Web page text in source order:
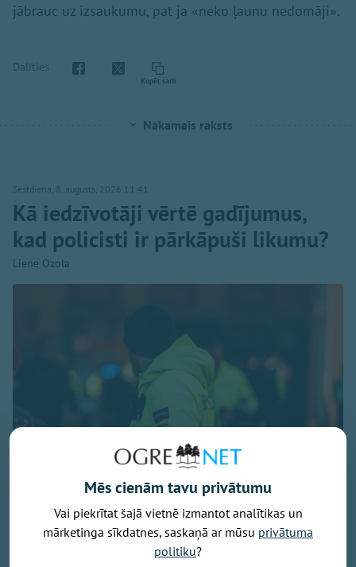
jābrauc uz izsaukumu, pat ja «neko ļaunu nedomāji».
Dalīties
Kopēt saiti
Nākamais raksts
Sestdiena, 8. augusts, 2026 11:41
Kā iedzīvotāji vērtē gadījumus,
kad policisti ir pārkāpuši likumu?
Liene Ozola
Foto: Valsts policija / Liene Ozola
Šogad Valsts policijā (VP) fiksēti pieci
Mēs cienām tavu privātumu
Vai piekrītat šajā vietnē izmantot analītikas un
mārketinga sīkdatnes, saskaņā ar mūsu privātuma
politiku?